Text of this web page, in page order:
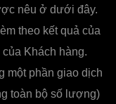
nêu ở dưới đây.
theo kết quả của
Khách hàng.
một phần giao dịch
toàn bộ số lượng)